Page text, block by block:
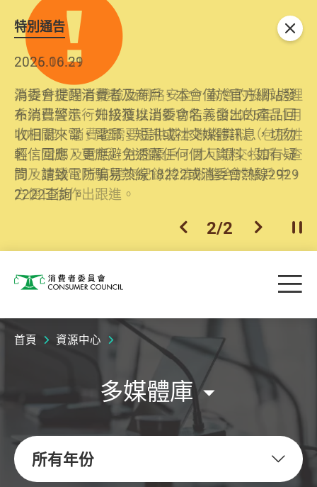
特別通告
2026.06.29
消委會提醒消費者及商戶，本會僅於官方網站發
布消費警示。如接獲以消委會名義發出的產品回
收相關來電、電郵、短訊或社交媒體訊息，切勿
輕信回應，更應避免透露任何個人資料。如有疑
問，請致電防騙易熱線18222或消委會熱線2929
2222查詢。
2025.10.31
為提升使用者體驗及網絡安全，本會的投訴處理
系統已經進行升級及推出新功能。由2025年11月
10日起，消費者需要提供基本聯絡資料（包括姓
名、電郵及電話）註冊帳戶，才可提交投訴、查
詢及建議。所有提交紀錄將清晰整合於帳戶中，
方便日後作出跟進。
上一個
2/2 下一個開
關閉
消費者委員會 目
首頁 資源中心
多媒體庫
所有年份